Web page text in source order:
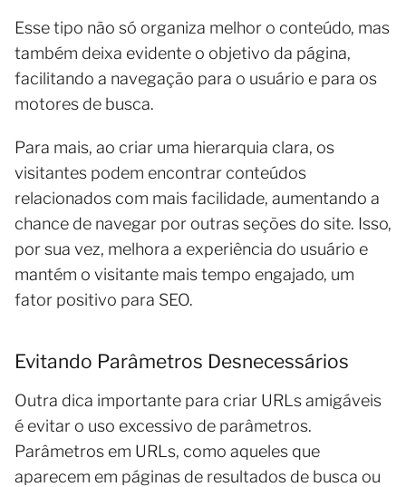
Esse tipo não só organiza melhor o conteúdo, mas
também deixa evidente o objetivo da página,
facilitando a navegação para o usuário e para os
motores de busca.
Para mais, ao criar uma hierarquia clara, os
visitantes podem encontrar conteúdos
relacionados com mais facilidade, aumentando a
chance de navegar por outras seções do site. Isso,
por sua vez, melhora a experiência do usuário e
mantém o visitante mais tempo engajado, um
fator positivo para SEO.
Evitando Parâmetros Desnecessários
Outra dica importante para criar URLs amigáveis
é evitar o uso excessivo de parâmetros.
Parâmetros em URLs, como aqueles que
aparecem em páginas de resultados de busca ou